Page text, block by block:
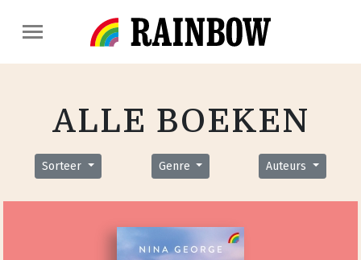
ALLE BOEKEN
Sorteer Genre Auteurs